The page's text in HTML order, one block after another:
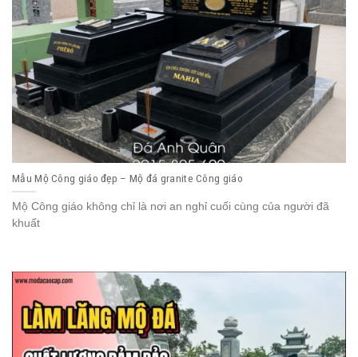
Mẫu Mộ Công giáo đẹp – Mộ đá granite Công giáo
Mộ Công giáo không chỉ là nơi an nghỉ cuối cùng của người đã
khuất